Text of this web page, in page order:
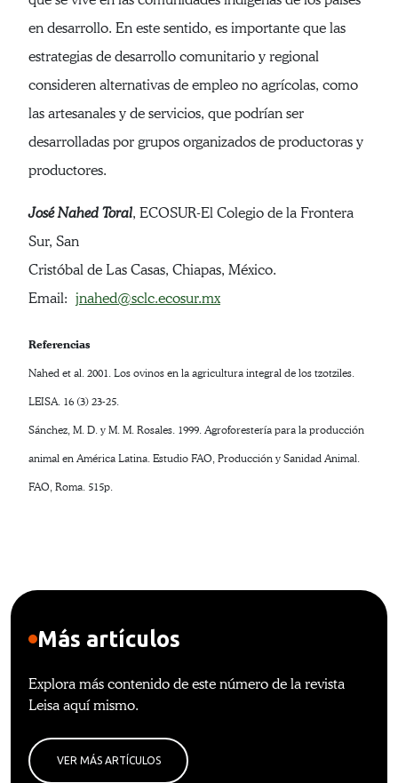
en desarrollo. En este sentido, es importante que las
estrategias de desarrollo comunitario y regional
consideren alternativas de empleo no agrícolas, como
las artesanales y de servicios, que podrían ser
desarrolladas por grupos organizados de productoras y
productores.
José Nahed Toral, ECOSUR-El Colegio de la Frontera
Sur, San
Cristóbal de Las Casas, Chiapas, México.
Email: jnahed@sclc.ecosur.mx
Referencias
Nahed et al. 2001. Los ovinos en la agricultura integral de los tzotziles.
LEISA. 16 (3) 23-25.
Sánchez, M. D. y M. M. Rosales. 1999. Agroforestería para la producción
animal en América Latina. Estudio FAO, Producción y Sanidad Animal.
FAO, Roma. 515p.
Más artículos
Explora más contenido de este número de la revista
Leisa aquí mismo.
VER MÁS ARTÍCULOS